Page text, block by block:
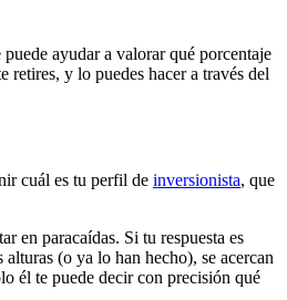
ayudar a valorar qué porcentaje
retires, y lo puedes hacer a través del
cuál es tu perfil de inversionista, que
en paracaídas. Si tu respuesta es
(o ya lo han hecho), se acercan
él te puede decir con precisión qué